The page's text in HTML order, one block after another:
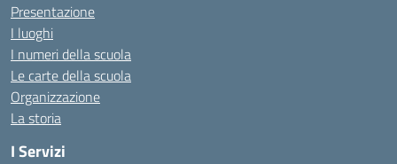
Presentazione
I luoghi
I numeri della scuola
Le carte della scuola
Organizzazione
La storia
I Servizi